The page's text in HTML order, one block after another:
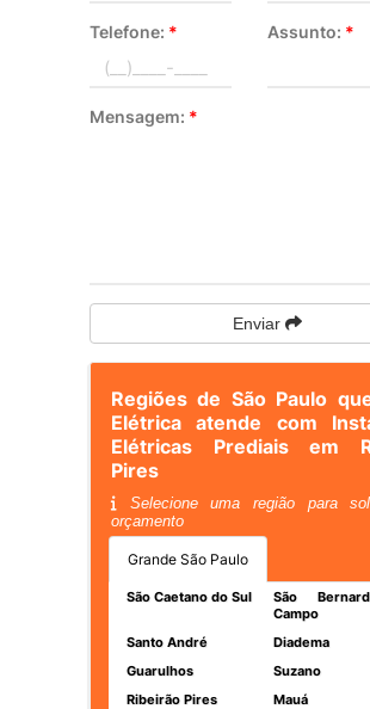
Telefone: * Assunto: *
Mensagem: *
Enviar
Regiões de São Paulo
Elétrica atende com
Elétricas Prediais em
Pires
Selecione uma região para
orçamento
Grande São Paulo
São Caetano do Sul
São
Campo
Santo André
Diadema
Guarulhos
Suzano
Ribeirão Pires
Mauá